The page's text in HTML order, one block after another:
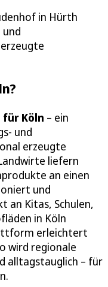
in Hürth
für Köln – ein
und
erzeugte
liefern
an einen
und
an Kitas, Schulen,
in Köln
erleichtert
wird regionale
alltagstauglich – für